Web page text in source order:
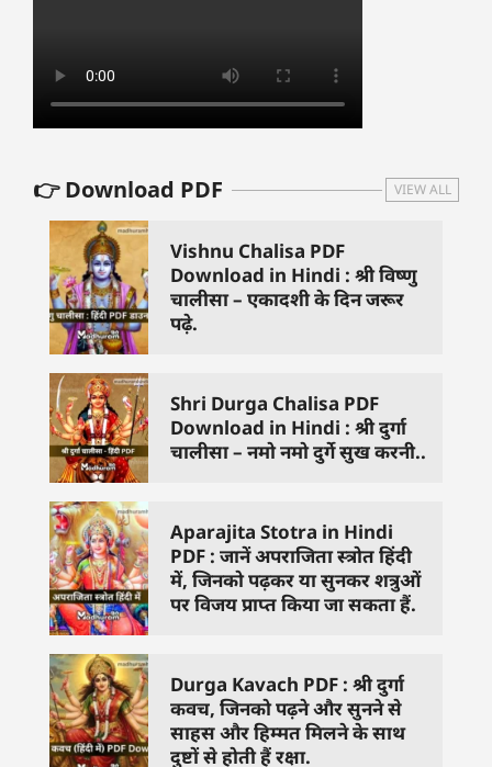
👉 Download PDF VIEW ALL
Vishnu Chalisa PDF
Download in Hindi : श्री विष्णु
चालीसा – एकादशी के दिन जरूर
पढ़े.
Shri Durga Chalisa PDF
Download in Hindi : श्री दुर्गा
चालीसा – नमो नमो दुर्गे सुख करनी..
Aparajita Stotra in Hindi
PDF : जानें अपराजिता स्त्रोत हिंदी
में, जिनको पढ़कर या सुनकर शत्रुओं
पर विजय प्राप्त किया जा सकता हैं.
Durga Kavach PDF : श्री दुर्गा
कवच, जिनको पढ़ने और सुनने से
साहस और हिम्मत मिलने के साथ
दुष्टों से होती हैं रक्षा.